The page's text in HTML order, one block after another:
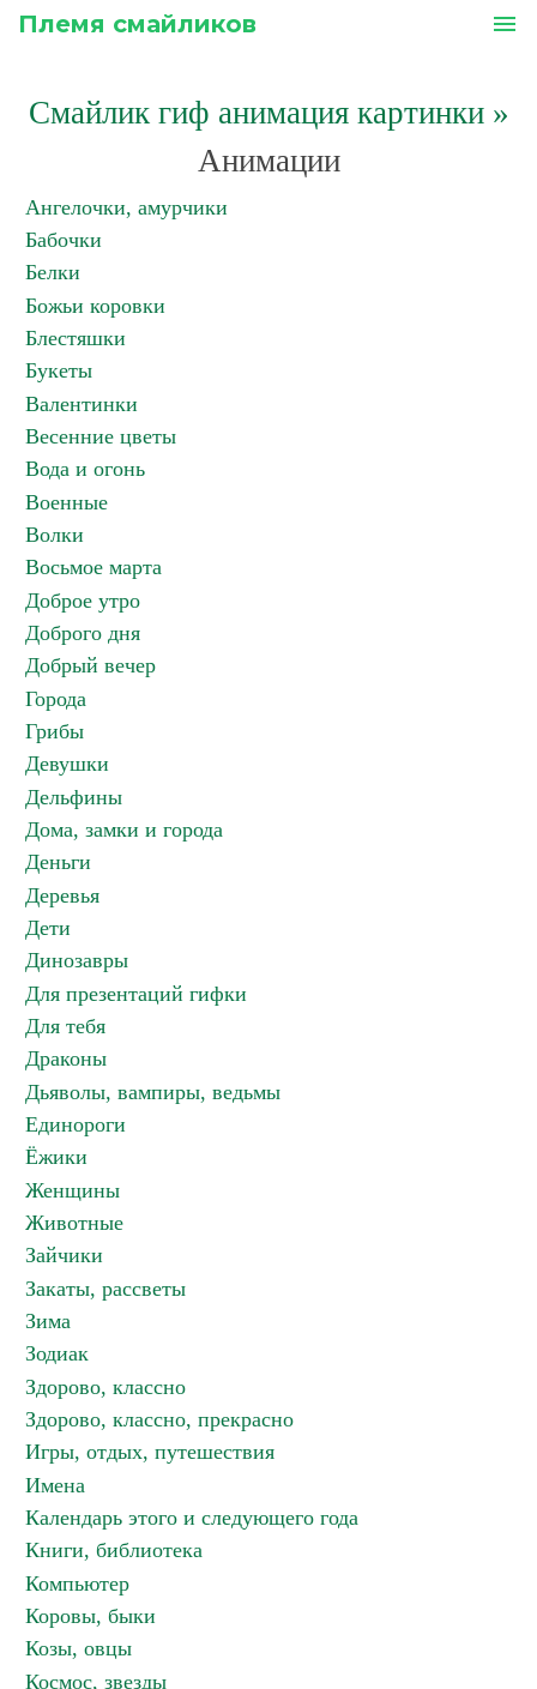
Племя смайликов menu
Смайлик гиф анимация картинки»
Анимации
Ангелочки, амурчики
Бабочки
Белки
Божьи коровки
Блестяшки
Букеты
Валентинки
Весенние цветы
Вода и огонь
Военные
Волки
Восьмое марта
Доброе утро
Доброго дня
Добрый вечер
Города
Грибы
Девушки
Дельфины
Дома, замки и города
Деньги
Деревья
Дети
Динозавры
Для презентаций гифки
Для тебя
Драконы
Дьяволы, вампиры, ведьмы
Единороги
Ёжики
Женщины
Животные
Зайчики
Закаты, рассветы
Зима
Зодиак
Здорово, классно
Здорово, классно, прекрасно
Игры, отдых, путешествия
Имена
Календарь этого и следующего года
Книги, библиотека
Компьютер
Коровы, быки
Козы, овцы
Космос, звезды